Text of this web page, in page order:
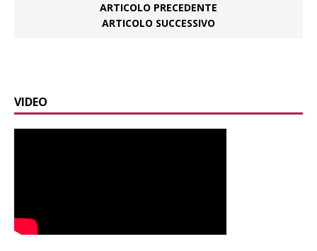
ARTICOLO PRECEDENTE
ARTICOLO SUCCESSIVO
VIDEO